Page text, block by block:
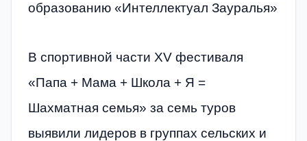
образованию «Интеллектуал Зауралья»
В спортивной части XV фестиваля
«Папа + Мама + Школа + Я =
Шахматная семья» за семь туров
выявили лидеров в группах сельских и